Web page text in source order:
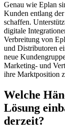
Genau wie Eplan
Kunden entlang
schaffen.
digitale
Verbreitung von
und Distributoren
neue
Marketing- und
ihre Marktposition
Welche
Lösung
derzeit?